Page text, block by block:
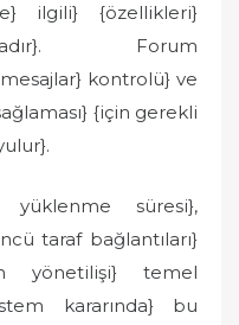
ilgili} {özellikleri}
Forum
kontrolü} ve
{için gerekli
süresi},
taraf bağlantıları}
yönetilişi} temel
kararında} bu